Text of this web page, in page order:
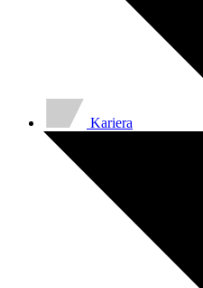
Kariera